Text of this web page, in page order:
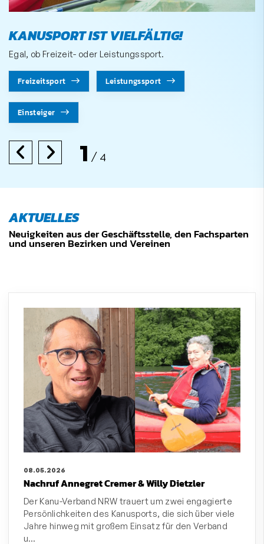
KANUSPORT IST VIELFÄLTIG!
Egal, ob Freizeit- oder Leistungssport.
Freizeitsport Leistungssport
Einsteiger
1 4
AKTUELLES
Neuigkeiten aus der Geschäftsstelle, den Fachsparten
und unseren Bezirken und Vereinen
08.05.2026
Nachruf Annegret Cremer & Willy Dietzler
Der Kanu-Verband NRW trauert um zwei engagierte
Persönlichkeiten des Kanusports, die sich über viele
Jahre hinweg mit großem Einsatz für den Verband
u…